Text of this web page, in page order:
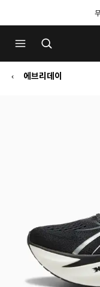
에브리데이